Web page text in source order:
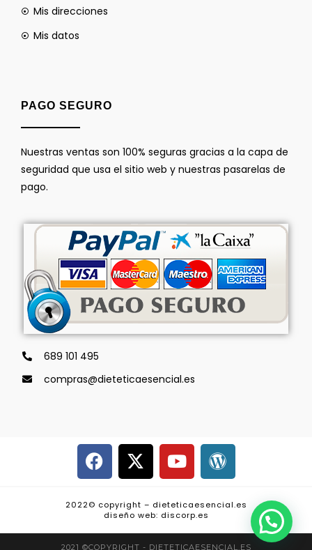
Mis direcciones
Mis datos
PAGO SEGURO
Nuestras ventas son 100% seguras gracias a la capa de
seguridad que usa el sitio web y nuestras pasarelas de
pago.
689 101 495
compras@dieteticaesencial.es
2022© copyright – dieteticaesencial.es
diseño web: discorp.es
2021 ©COPYRIGHT - DIETETICAESENCIAL.ES